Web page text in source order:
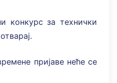
конкурс за технички
пријаве неће се